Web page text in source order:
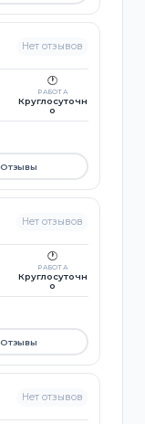
Нет отзывов
🕐
РАБОТА
Круглосуточн
о
Отзывы
Нет отзывов
🕐
РАБОТА
Круглосуточн
о
Отзывы
Нет отзывов